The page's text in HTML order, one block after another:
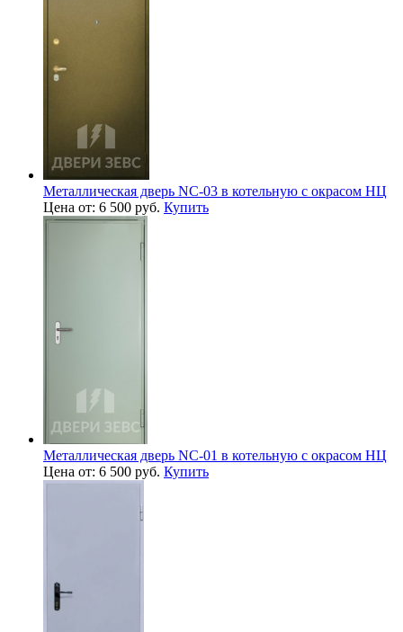
Металлическая дверь NC-03 в котельную с окрасом НЦ
Цена от: 6 500 руб. Купить
Металлическая дверь NC-01 в котельную с окрасом НЦ
Цена от: 6 500 руб. Купить